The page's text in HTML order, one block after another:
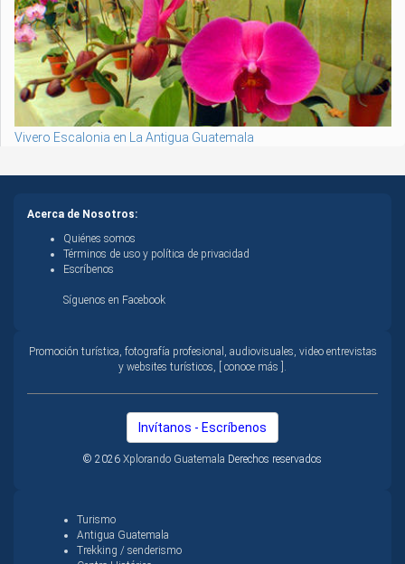
Vivero Escalonia en La Antigua Guatemala
Acerca de Nosotros:
Quiénes somos
Términos de uso y política de privacidad
Escríbenos
Síguenos en Facebook
Promoción turística, fotografía profesional, audiovisuales, video entrevistas
y websites turísticos, [ conoce más ].
Invítanos - Escríbenos
© 2026 Xplorando Guatemala Derechos reservados
Turismo
Antigua Guatemala
Trekking / senderismo